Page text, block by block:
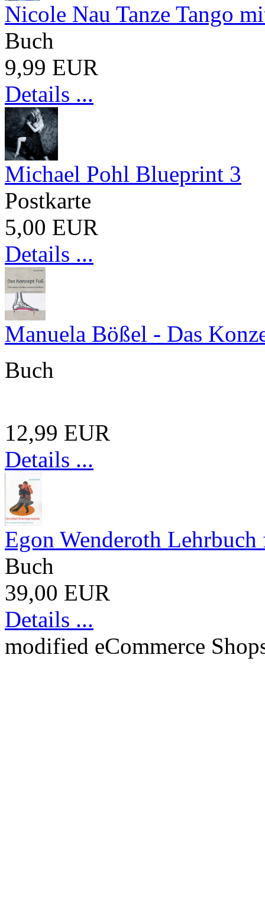
Nicole Nau Tanze Tango
Buch
9,99 EUR
Details ...
Michael Pohl Blueprint 3
Postkarte
5,00 EUR
Details ...
Manuela Bößel - Das
Buch
12,99 EUR
Details ...
Egon Wenderoth
Buch
39,00 EUR
Details ...
modified eCommerce